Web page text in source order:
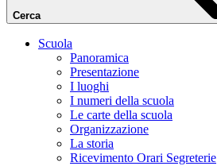
Cerca
Scuola
Panoramica
Presentazione
I luoghi
I numeri della scuola
Le carte della scuola
Organizzazione
La storia
Ricevimento Orari Segreterie